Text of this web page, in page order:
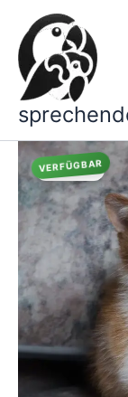
Inhalt
springen
Angebot!
VERFÜGBAR